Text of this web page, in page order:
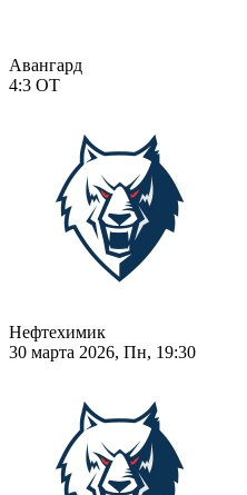
Авангард
4:3 ОТ
Нефтехимик
30 марта 2026, Пн, 19:30